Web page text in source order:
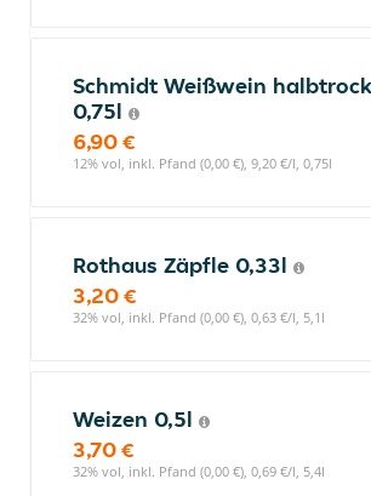
Schmidt Weißwein
0,75l
6,90 €
12% vol, inkl. Pfand (0,00 €), 9,20 €/l, 0,75l
Rothaus Zäpfle 0,33l
3,20 €
32% vol, inkl. Pfand (0,00 €), 0,63 €/l, 5,1l
Weizen 0,5l
3,70 €
32% vol, inkl. Pfand (0,00 €), 0,69 €/l, 5,4l